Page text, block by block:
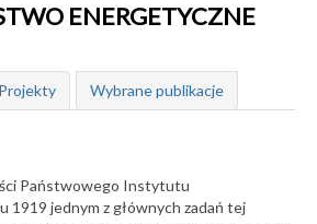
ENERGETYCZNE
Projekty Wybrane publikacje
Państwowego Instytutu
1919 jednym z głównych zadań tej